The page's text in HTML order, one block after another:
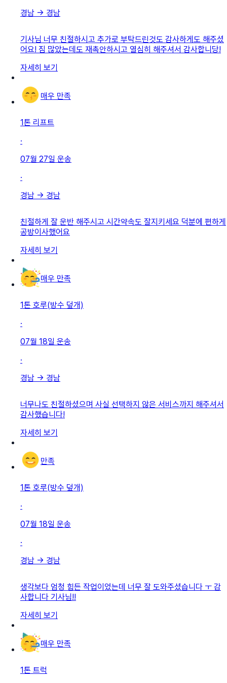
경남 → 경남
기사님 너무 친절하시고 추가로 부탁드린것도 감사하게도 해주셨
어요! 짐 많았는데도 재촉안하시고 열심히 해주셔서 감사합니당!
자세히 보기
매우 만족
1톤 리프트
·
07월 27일 운송
·
경남 → 경남
친절하게 잘 운반 해주시고 시간약속도 잘지키세요 덕분에 편하게
공방이사했어요
자세히 보기
매우 만족
1톤 호루(방수 덮개)
·
07월 18일 운송
·
경남 → 경남
너무나도 친절하셨으며 사실 선택하지 않은 서비스까지 해주셔서
감사했습니다!
자세히 보기
만족
1톤 호루(방수 덮개)
·
07월 18일 운송
·
경남 → 경남
생각보다 엄청 힘든 작업이었는데 너무 잘 도와주셨습니다 ㅜ 감
사합니다 기사님!!
자세히 보기
매우 만족
1톤 트럭